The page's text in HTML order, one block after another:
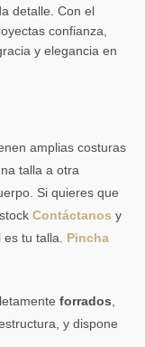
detalle. Con el
confianza,
y elegancia en
amplias costuras
talla a otra
Si quieres que
Contáctanos y
es tu talla. Pincha
forrados,
y dispone